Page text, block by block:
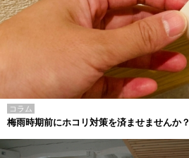
コラム
梅雨時期前にホコリ対策を済ませませんか？